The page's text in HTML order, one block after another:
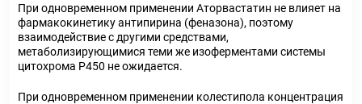
При одновременном применении Аторвастатин не влияет на
фармакокинетику антипирина (феназона), поэтому
взаимодействие с другими средствами,
метаболизирующимися теми же изоферментами системы
цитохрома Р450 не ожидается.
При одновременном применении колестипола концентрация